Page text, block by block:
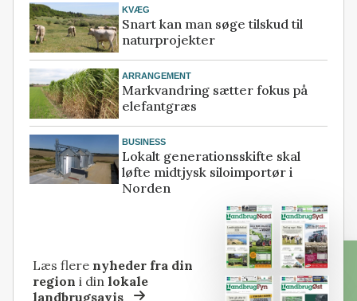
KVÆG
Snart kan man søge tilskud til
naturprojekter
ARRANGEMENT
Markvandring sætter fokus på
elefantgræs
BUSINESS
Lokalt generationsskifte skal
løfte midtjysk siloimportør i
Norden
Læs flere nyheder fra din
region i dinlokale
landbrugsavis